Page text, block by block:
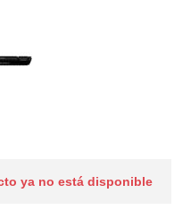
ya no está disponible